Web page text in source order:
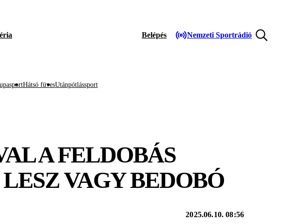
Belépés Nemzeti Sportrádió
Hátsó füvesUtánpótlássport
A FELDOBÁS
VAGY BEDOBÓ
2025.06.10. 08:56